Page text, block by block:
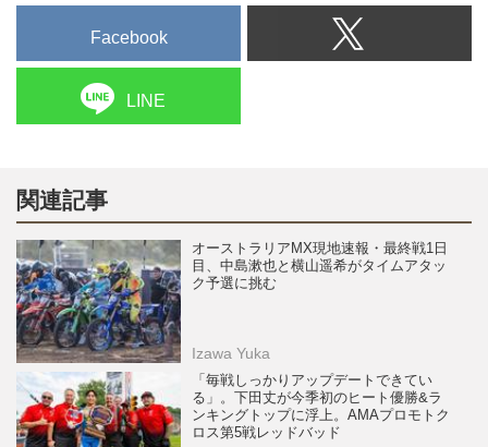
Facebook
LINE
関連記事
オーストラリアMX現地速報・最終戦1日
目、中島漱也と横山遥希がタイムアタッ
ク予選に挑む
Izawa Yuka
「毎戦しっかりアップデートできてい
る」。下田丈が今季初のヒート優勝&ラ
ンキングトップに浮上。AMAプロモトク
ロス第5戦レッドバッド